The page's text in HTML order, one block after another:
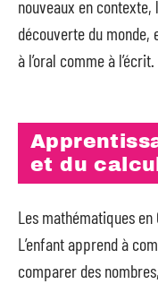
nouveaux en
découverte du monde,
à l’oral comme à l’écrit.
et du
Les mathématiques
L’enfant apprend à
comparer des